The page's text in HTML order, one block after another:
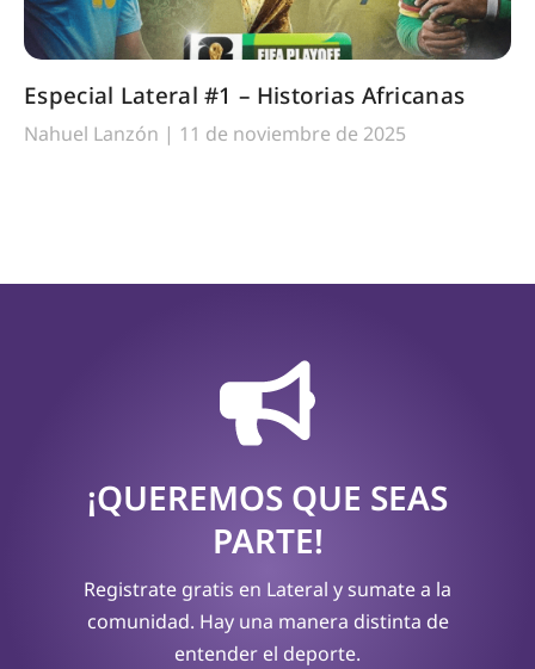
Especial Lateral #1 – Historias Africanas
Nahuel Lanzón 11 de noviembre de 2025
¡QUEREMOS QUE SEAS
PARTE!
Registrate gratis en Lateral y sumate a la
comunidad. Hay una manera distinta de
entender el deporte.